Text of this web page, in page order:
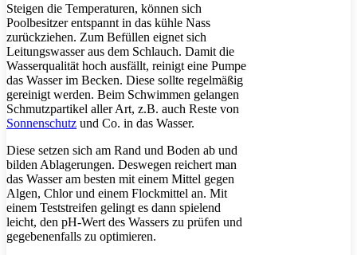
Steigen die Temperaturen, können sich
Poolbesitzer entspannt in das kühle Nass
zurückziehen. Zum Befüllen eignet sich
Leitungswasser aus dem Schlauch. Damit die
Wasserqualität hoch ausfällt, reinigt eine Pumpe
das Wasser im Becken. Diese sollte regelmäßig
gereinigt werden. Beim Schwimmen gelangen
Schmutzpartikel aller Art, z.B. auch Reste von
Sonnenschutz und Co. in das Wasser.
Diese setzen sich am Rand und Boden ab und
bilden Ablagerungen. Deswegen reichert man
das Wasser am besten mit einem Mittel gegen
Algen, Chlor und einem Flockmittel an. Mit
einem Teststreifen gelingt es dann spielend
leicht, den pH-Wert des Wassers zu prüfen und
gegebenenfalls zu optimieren.